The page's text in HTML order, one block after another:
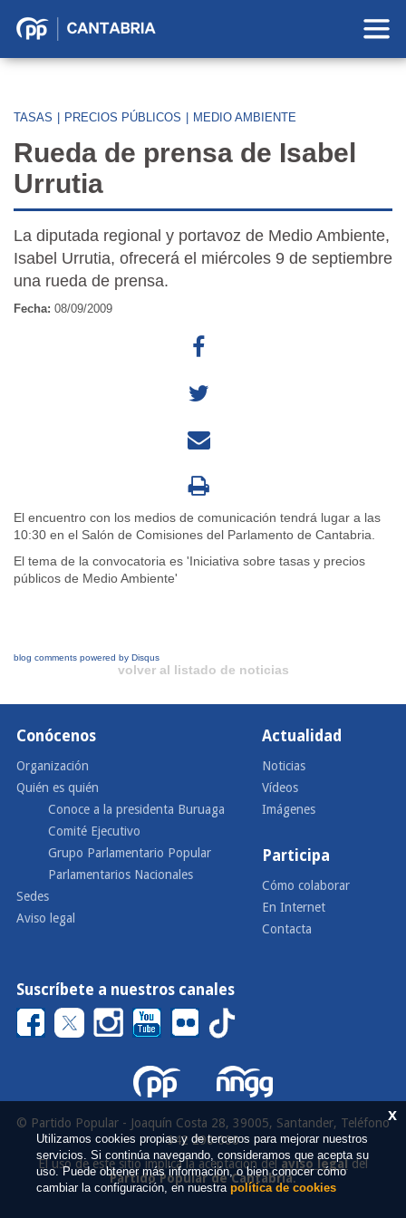
Partido
Cantabria
TASAS PRECIOS PÚBLICOS MEDIO AMBIENTE
Rueda de prensa de Isabel
Urrutia
La diputada regional y portavoz de Medio Ambiente,
Isabel Urrutia, ofrecerá el miércoles 9 de septiembre
una rueda de prensa.
Fecha: 08/09/2009
El encuentro con los medios de comunicación tendrá lugar a las
10:30 en el Salón de Comisiones del Parlamento de Cantabria.
El tema de la convocatoria es 'Iniciativa sobre tasas y precios
públicos de Medio Ambiente'
blog comments powered by Disqus
volver al listado de noticias
Conócenos
Organización
Quién es quién
Conoce a la presidenta Buruaga
Comité Ejecutivo
Grupo Parlamentario Popular
Parlamentarios Nacionales
Sedes
Aviso legal
Actualidad
Noticias
Vídeos
Imágenes
Participa
Cómo colaborar
En Internet
Contacta
Suscríbete a nuestros canales
© Partido Popular - Joaquín Costa 28, 39005, Santander, Teléfono
942 290 000
El uso de este sitio implica la aceptación delaviso legaldel
Partido Popular de Cantabria.
x
Utilizamos cookies propias y de terceros para mejorar nuestros
servicios. Si continúa navegando, consideramos que acepta su
uso. Puede obtener más información, o bien conocer cómo
cambiar la configuración, en nuestra política de cookies